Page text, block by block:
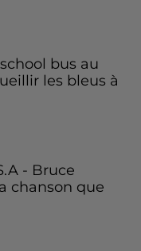
bus au
les bleus à
- Bruce
chanson que